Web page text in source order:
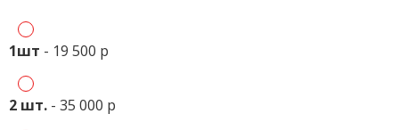
1шт - 19 500 р
2 шт. - 35 000 р